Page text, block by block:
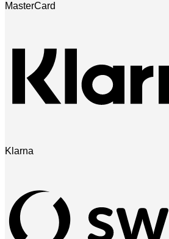
MasterCard
Klarna